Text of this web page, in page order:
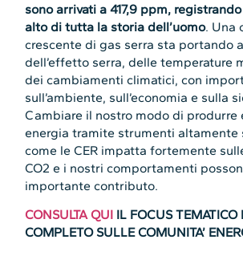
sono arrivati a 417,9 ppm,
alto di tutta la storia dell’uomo. Una
crescente di gas serra sta portando
dell’effetto serra, delle temperature
dei cambiamenti climatici, con
sull’ambiente, sull’economia e sulla
Cambiare il nostro modo di produrre
energia tramite strumenti altamente
come le CER impatta fortemente
CO2 e i nostri comportamenti
importante contributo.
CONSULTA QUI IL FOCUS TEMATICO
COMPLETO SULLE COMUNITA’